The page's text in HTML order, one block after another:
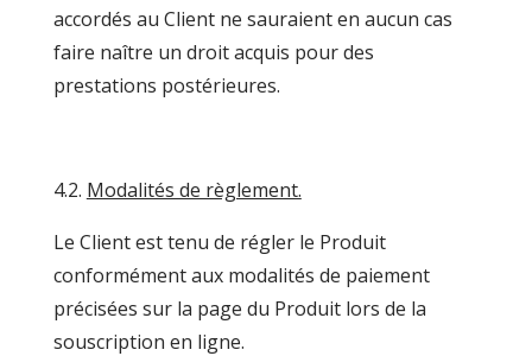
accordés au Client ne sauraient en aucun cas
faire naître un droit acquis pour des
prestations postérieures.
4.2. Modalités de règlement.
Le Client est tenu de régler le Produit
conformément aux modalités de paiement
précisées sur la page du Produit lors de la
souscription en ligne.